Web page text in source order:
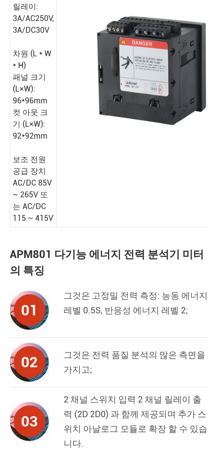
릴레이:
3A/AC250V,
3A/DC30V
차원 (L * W
* H)
패널 크기
(L×W):
96*96mm
컷 아웃 크
기 (L×W):
92*92mm
보조 전원
공급 장치
AC/DC 85V
~ 265V 또
는 AC/DC
115 ~ 415V
APM801 다기능 에너지 전력 분석기 미터
의 특징
01
그것은 고정밀 전력 측정: 능동 에너지
레벨 0.5S, 반응성 에너지 레벨 2;
02
그것은 전력 품질 분석의 많은 측면을
가지고;
03
2 채널 스위치 입력 2 채널 릴레이 출
력 (2D 2D0) 과 함께 제공되며 추가 스
위치 아날로그 모듈로 확장 할 수 있습
니다.